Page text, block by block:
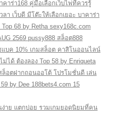
าร่า168 คู่มือเลือกเว็บไพ่ที่ควรรู้
า เว็บดี มีโต๊ะให้เลือกเยอะ บาคาร่า
68 by Retha sexy168c.com
2569 pussy888 สล็อต888
บค 10% เกมสล็อต คาสิโนออนไลน์
ได้ ต้องลอง Top 58 by Enriqueta
ล็อตฝากถอนออโต้ โปรโมชั่นดี เล่น
by Dee 188bets4.com 15
ง่าย แตกบ่อย รวมเกมยอดนิยมที่คน